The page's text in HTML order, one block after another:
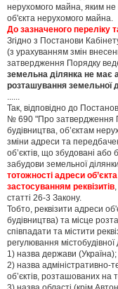
нерухомого майна, яким не
об'єкта нерухомого майна.
До зазначеного переліку
Згідно з Постанови
(з урахуванням змін
затвердження Порядку
земельна ділянка не має
розташування земельної
......
Так, відповідно до
№ 690 "Про затвердження
будівництва, об’єктам
зміни адреси та
об’єктів, що збудовані або
забудови земельної
тотожності адреси
застосуванням реквізитів
статті 26-3 Закону.
Тобто, реквізити адреси
будівництва) та місце
співпадати та містити
регулювання містобудівної
1) назва держави (Україна);
2) назва адміністративно-
об’єктів, розташованих на